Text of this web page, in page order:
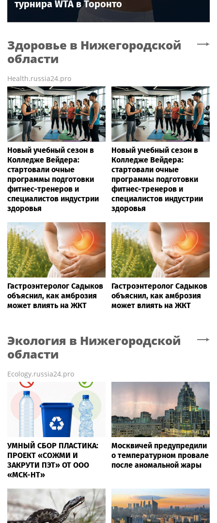
турнира WTA в Торонто
Здоровье в Нижегородской
области
Health.russia24.pro
Новый учебный сезон в
Колледже Вейдера:
стартовали очные
программы подготовки
фитнес-тренеров и
специалистов индустрии
здоровья
Новый учебный сезон в
Колледже Вейдера:
стартовали очные
программы подготовки
фитнес-тренеров и
специалистов индустрии
здоровья
Гастроэнтеролог Садыков
объяснил, как амброзия
может влиять на ЖКТ
Гастроэнтеролог Садыков
объяснил, как амброзия
может влиять на ЖКТ
Экология в Нижегородской
области
Ecology.russia24.pro
УМНЫЙ СБОР ПЛАСТИКА:
ПРОЕКТ «СОЖМИ И
ЗАКРУТИ ПЭТ» ОТ ООО
«МСК-НТ»
Москвичей предупредили
о температурном провале
после аномальной жары